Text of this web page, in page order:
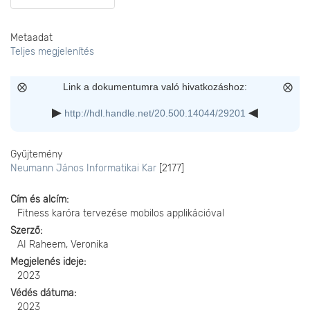
Metaadat
Teljes megjelenítés
Link a dokumentumra való hivatkozáshoz:
http://hdl.handle.net/20.500.14044/29201
Gyűjtemény
Neumann János Informatikai Kar [2177]
Cím és alcím
Fitness karóra tervezése mobilos applikációval
Szerző
AI Raheem, Veronika
Megjelenés ideje
2023
Védés dátuma
2023